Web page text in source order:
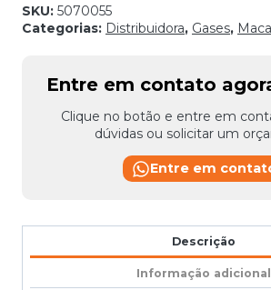
201
quantidade
SKU: 5070055
Categorias: Distribuidora, Gases,
Entre em contato
Clique no botão e entre em
dúvidas ou solicitar um
Entre em
Descrição
Informação adicional